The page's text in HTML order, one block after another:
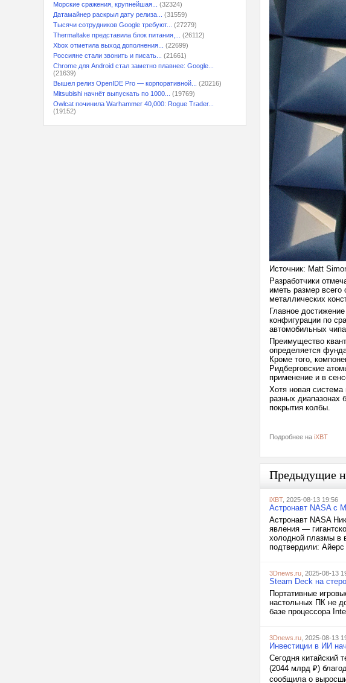
Морские сражения, крупнейшая...
(32324)
Датамайнер раскрыл дату релиза...
(31559)
Тысячи сотрудников Google требуют...
(27279)
Thermaltake представила блок питания,...
(26112)
Xbox отметила выход дополнения...
(22699)
Россияне стали звонить и писать...
(21661)
Chrome для Android стал заметно плавнее: Google...
(21639)
Вышел релиз OpenIDE Pro — корпоративной...
(20216)
Mitsubishi начнёт выпускать по 1000...
(19769)
Owlcat починила Warhammer 40,000: Rogue Trader...
(19152)
Источник: Matt
Разработчики
иметь размер всего
металлических
Главное
конфигурации по
автомобильных
Преимущество
определяется
Кроме того,
Ридберговские
применение и в
Хотя новая система
разных диапазонах
покрытия колбы.
Подробнее на iXBT
Предыдущие
iXBT, 2025-08-13 19:56
Астронавт NASA с
Астронавт NASA
явления —
холодной плазмы в
подтвердили:
3Dnews.ru , 2025-08-13
Steam Deck на
Портативные
настольных ПК не
базе процессора
3Dnews.ru , 2025-08-13
Инвестиции в ИИ
Сегодня китайский
(2044 млрд ₽)
сообщила о